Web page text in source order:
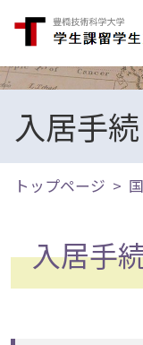
入居手
トップページ
入居手